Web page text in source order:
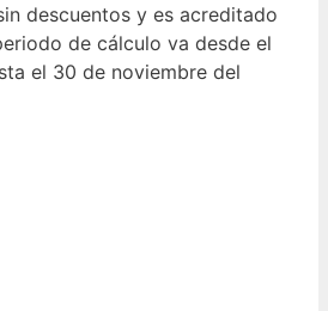
descuentos y es acreditado
de cálculo va desde el
el 30 de noviembre del